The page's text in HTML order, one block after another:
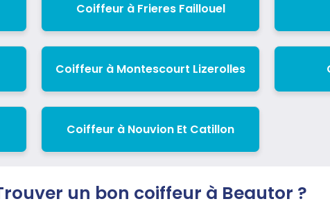
Coiffeur à Frieres Faillouel
Coiffeur à Montescourt Lizerolles
Coiffeur à Nouvion Et Catillon
un bon coiffeur à Beautor ?